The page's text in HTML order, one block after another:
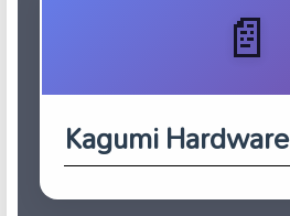
Kagumi Hardware